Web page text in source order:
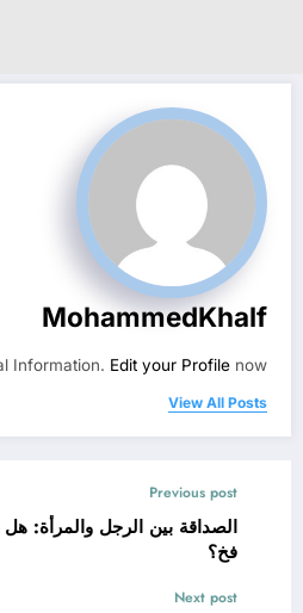
MohammedKhalf
Information. Edit your Profile now.
View All Posts
Previous post
الصداقة بين الرجل والمرأة:
فخ؟
Next post